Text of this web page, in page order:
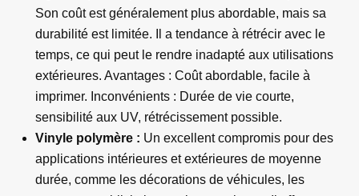
Son coût est généralement plus abordable, mais sa
durabilité est limitée. Il a tendance à rétrécir avec le
temps, ce qui peut le rendre inadapté aux utilisations
extérieures. Avantages : Coût abordable, facile à
imprimer. Inconvénients : Durée de vie courte,
sensibilité aux UV, rétrécissement possible.
Vinyle polymère : Un excellent compromis pour des
applications intérieures et extérieures de moyenne
durée, comme les décorations de véhicules, les